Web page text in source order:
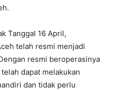
Tanggal 16 April,
telah resmi menjadi
resmi beroperasinya
dapat melakukan
dan tidak perlu